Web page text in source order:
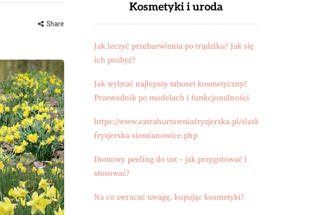
Share
Kosmetyki i uroda
Jak leczyć przebarwienia po trądziku? Jak się
ich pozbyć?
Jak wybrać najlepszy taboret kosmetyczny?
Przewodnik po modelach i funkcjonalności
https://www.extrahurtowniafryzjerska.pl/slask/hurtownia-
fryzjerska-siemianowice.php
Domowy peeling do ust – jak przygotować i
stosować?
Na co zwracać uwagę, kupując kosmetyki?